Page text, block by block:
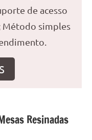
de acesso
Método simples
Resinadas